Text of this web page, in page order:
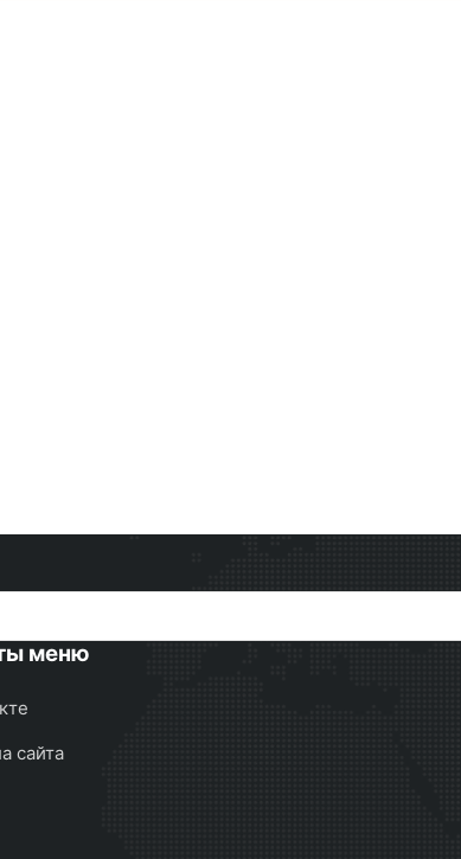
меню
сайта